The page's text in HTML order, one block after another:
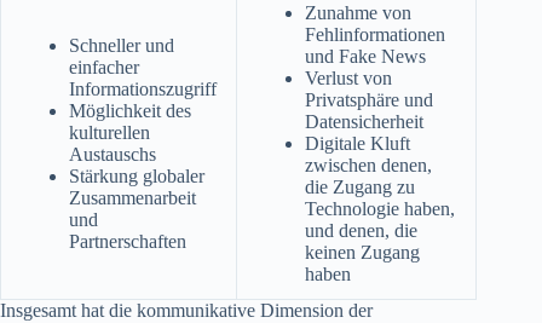
Schneller und
einfacher
Informationszugriff
Möglichkeit des
kulturellen
Austauschs
Stärkung globaler
Zusammenarbeit
und
Partnerschaften
Zunahme von
Fehlinformationen
und Fake News
Verlust von
Privatsphäre und
Datensicherheit
Digitale Kluft
zwischen denen,
die Zugang zu
Technologie haben,
und denen, die
keinen Zugang
haben
Insgesamt hat die kommunikative Dimension der